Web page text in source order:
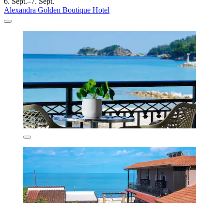
Alexandra Golden Boutique Hotel